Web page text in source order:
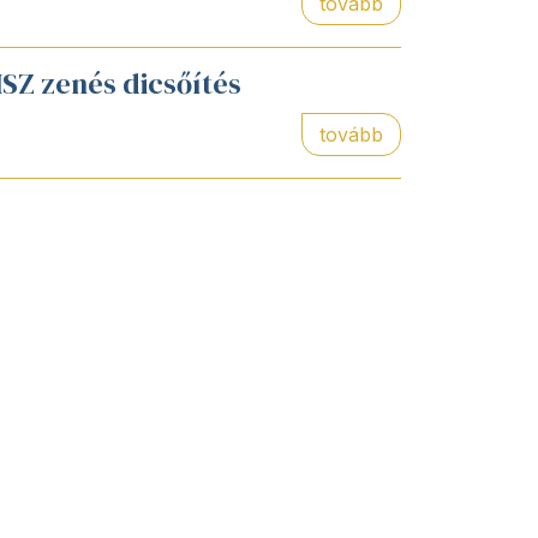
zenés dicsőítés
tovább